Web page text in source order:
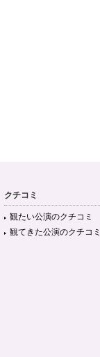
クチコミ
観たい公演のクチコミ
観てきた公演のクチコミ